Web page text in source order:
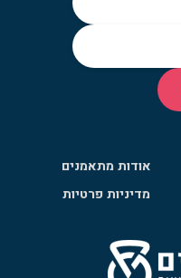
אודות מתאמנים
מדיניות פרטיות